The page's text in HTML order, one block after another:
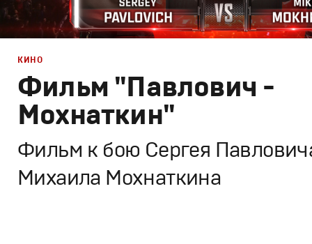
Фильм "Павлович -
Мохнаткин"
Фильм к бою Сергея
Михаила Мохнаткина
КИНО